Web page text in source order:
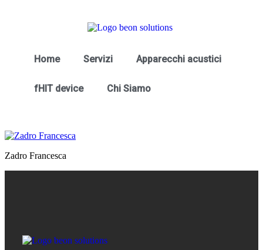
Home Servizi Apparecchi acustici
fHIT device Chi Siamo
Zadro Francesca